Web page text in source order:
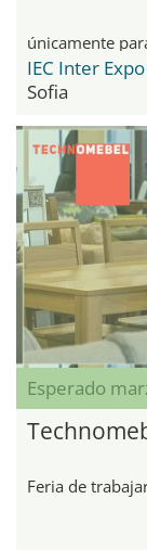
únicamente
IEC Inter
Sofia
Esperado
Feria de